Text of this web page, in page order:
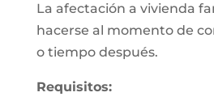
La afectación a vivienda
hacerse al momento de
o tiempo después.
Requisitos: